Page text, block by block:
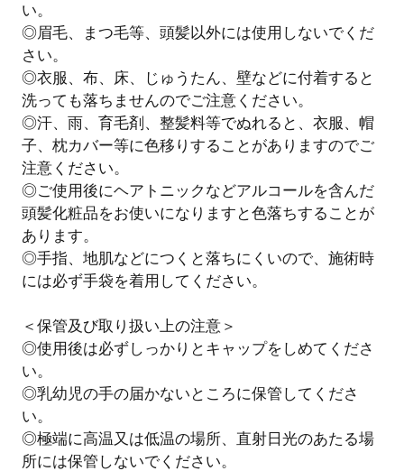
い。
◎眉毛、まつ毛等、頭髪以外には使用しないでくだ
さい。
◎衣服、布、床、じゅうたん、壁などに付着すると
洗っても落ちませんのでご注意ください。
◎汗、雨、育毛剤、整髪料等でぬれると、衣服、帽
子、枕カバー等に色移りすることがありますのでご
注意ください。
◎ご使用後にヘアトニックなどアルコールを含んだ
頭髪化粧品をお使いになりますと色落ちすることが
あります。
◎手指、地肌などにつくと落ちにくいので、施術時
には必ず手袋を着用してください。
＜保管及び取り扱い上の注意＞
◎使用後は必ずしっかりとキャップをしめてくださ
い。
◎乳幼児の手の届かないところに保管してくださ
い。
◎極端に高温又は低温の場所、直射日光のあたる場
所には保管しないでください。